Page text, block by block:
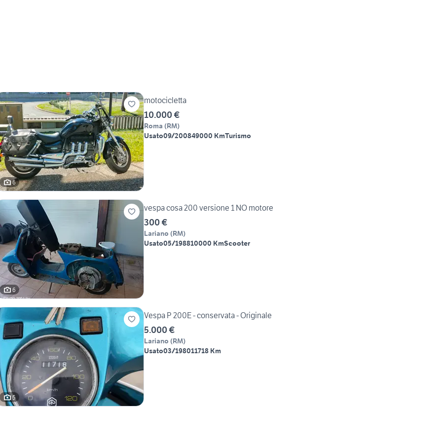
6
motocicletta
10.000 €
Roma (RM)
Usato09/200849000 KmTurismo
6
vespa cosa 200 versione 1 NO motore
300 €
Lariano (RM)
Usato05/198810000 KmScooter
5
Vespa P 200E - conservata - Originale
5.000 €
Lariano (RM)
Usato03/198011718 Km